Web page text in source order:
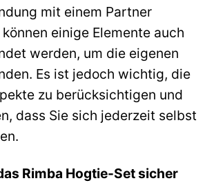
mit einem Partner
einige Elemente auch
werden, um die eigenen
Es ist jedoch wichtig, die
zu berücksichtigen und
dass Sie sich jederzeit selbst
Rimba Hogtie-Set sicher